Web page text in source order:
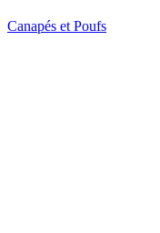
Canapés et Poufs